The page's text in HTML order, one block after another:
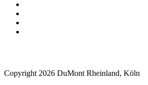
Copyright 2026 DuMont Rheinland, Köln